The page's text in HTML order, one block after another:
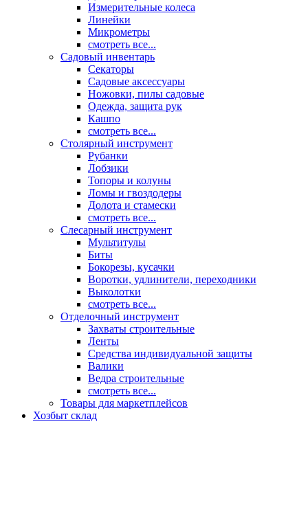
Измерительные колеса
Линейки
Микрометры
смотреть все...
Садовый инвентарь
Секаторы
Садовые аксессуары
Ножовки, пилы садовые
Одежда, защита рук
Кашпо
смотреть все...
Столярный инструмент
Рубанки
Лобзики
Топоры и колуны
Ломы и гвоздодеры
Долота и стамески
смотреть все...
Слесарный инструмент
Мультитулы
Биты
Бокорезы, кусачки
Воротки, удлинители, переходники
Выколотки
смотреть все...
Отделочный инструмент
Захваты строительные
Ленты
Средства индивидуальной защиты
Валики
Ведра строительные
смотреть все...
Товары для маркетплейсов
Хозбыт склад